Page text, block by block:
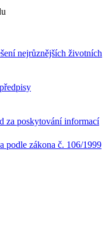
nejrůznějších životních
za poskytování informací
podle zákona č. 106/1999